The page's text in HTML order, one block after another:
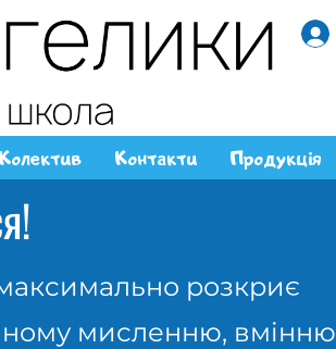
Колектив Контакти Продукція
розкриє
мисленню, вмінню